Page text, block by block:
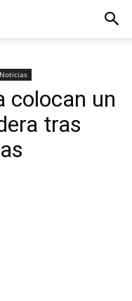
colocan un
tras